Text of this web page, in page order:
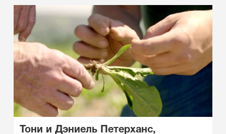
Тони и Дэниель Петерханс,